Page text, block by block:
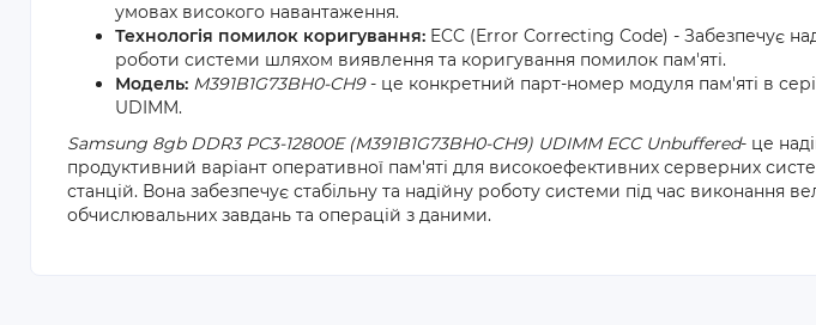
умовах високого навантаження.
Технологія помилок коригування: ECC (Error Correcting Code) - Забезпечує
роботи системи шляхом виявлення та коригування помилок пам'яті.
Модель: M391B1G73BH0-CH9- це конкретний парт-номер модуля пам'яті в
UDIMM.
Samsung 8gb DDR3 PC3-12800E (M391B1G73BH0-CH9) UDIMM ECC Unbuffered- це
продуктивний варіант оперативної пам'яті для високоефективних серверних
станцій. Вона забезпечує стабільну та надійну роботу системи під час виконання
обчислювальних завдань та операцій з даними.